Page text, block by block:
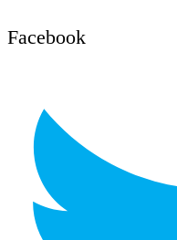
Facebook